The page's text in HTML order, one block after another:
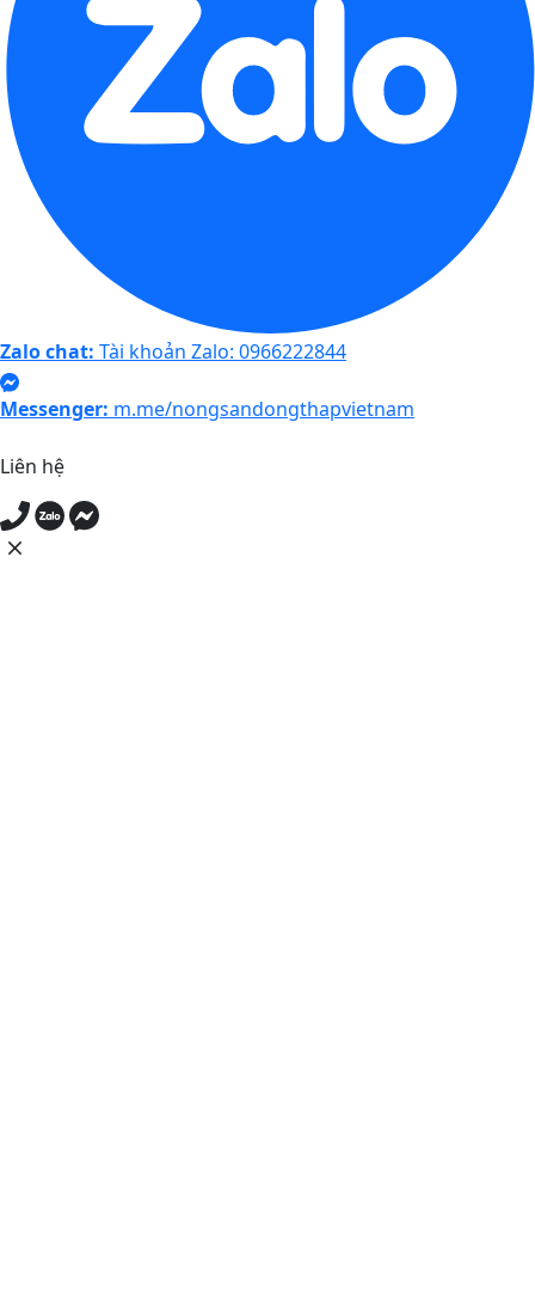
Zalo chat: Tài khoản Zalo: 0966222844
Messenger: m.me/nongsandongthapvietnam
Liên hệ